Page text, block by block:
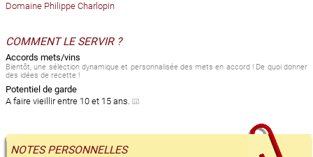
Domaine Philippe Charlopin
COMMENT LE SERVIR ?
Accords mets/vins
Bientôt, une sélection dynamique et personnalisée des mets en accord ! De quoi donner
des idées de recette !
Potentiel de garde
A faire vieillir entre 10 et 15 ans.
NOTES PERSONNELLES